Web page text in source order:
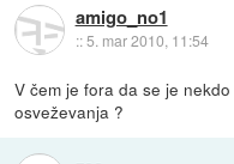
amigo_no1
::5. mar 2010, 11:54
V čem je fora da se je
osveževanja ?